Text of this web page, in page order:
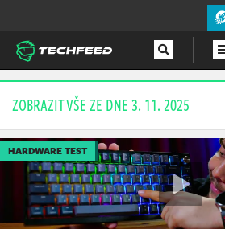
Magazín
Videa
Soutěže
ZOBRAZIT VŠE ZE DNE 3. 11. 2025
HARDWARE TEST